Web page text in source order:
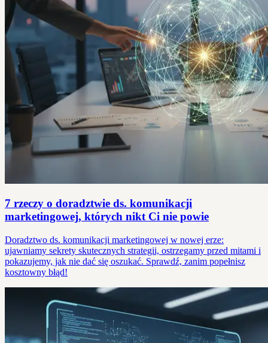
7 rzeczy o doradztwie ds. komunikacji
marketingowej, których nikt Ci nie powie
Doradztwo ds. komunikacji marketingowej w nowej erze:
ujawniamy sekrety skutecznych strategii, ostrzegamy przed mitami i
pokazujemy, jak nie dać się oszukać. Sprawdź, zanim popełnisz
kosztowny błąd!